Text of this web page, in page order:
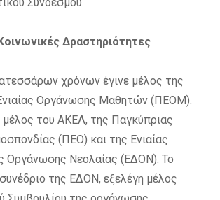
Δραστηριότητες
χρόνων έγινε μέλος της
Οργάνωσης Μαθητών (ΠΕΟΜ).
μέλος του ΑΚΕΛ, της Παγκύπριας
(ΠΕΟ) και της Ενιαίας
Οργάνωσης Νεολαίας (ΕΔΟΝ). Το
της ΕΔΟΝ, εξελέγη μέλος